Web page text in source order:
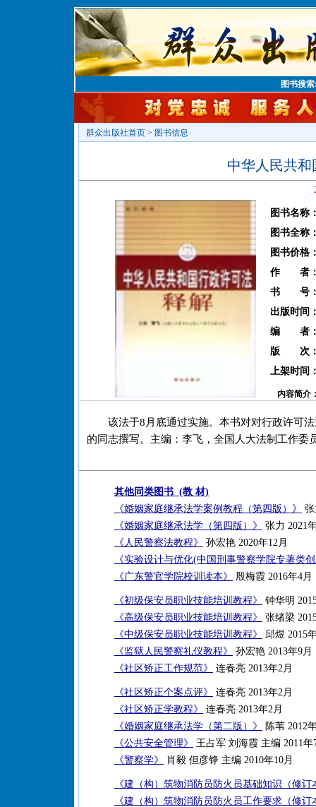
图书搜
群众出版社首页 > 图书信息
中华人民共
图书名称
图书全称
图书价格
作 者
书 号
出版时间
编 者
版 次
上架时间
内容简介
该法于8月底通过实施。本书对对行政许可
的同志撰写。主编：李飞，全国人大法制工作委
其他同类图书 (教 材)
《婚姻家庭继承法学案例教程（第四版）》
张
《婚姻家庭继承法学（第四版）》
张力 2021
《人民警察法教程》
孙宏艳 2020年12月
《实验设计与优化(中国刑事警察学院专著类
《广东警官学院校训读本》
殷梅霞 2016年4月
《初级保安员职业技能培训教程》
钟华明
《高级保安员职业技能培训教程》
张绪梁
《中级保安员职业技能培训教程》
邱煜 2015
《监狱人民警察礼仪教程》
孙宏艳 2013年9月
《社区矫正工作规范》
连春亮 2013年2月
《社区矫正个案点评》
连春亮 2013年2月
《社区矫正学教程》
连春亮 2013年2月
《婚姻家庭继承法学（第二版）》
陈苇 2012
《公共安全管理》
王占军 刘海霞 主编 2011年
《警察学》
肖毅 但彦铮 主编 2010年10月
《建（构）筑物消防员防火员基础知识（修订
《建（构）筑物消防员防火员工作要求（修订